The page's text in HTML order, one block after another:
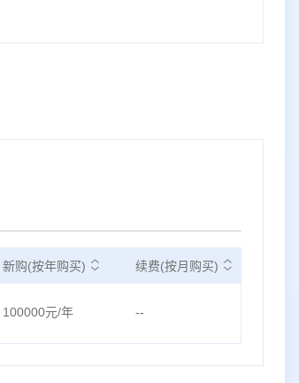
新购(按年购买) 续费(按月购买)
100000元/年 --